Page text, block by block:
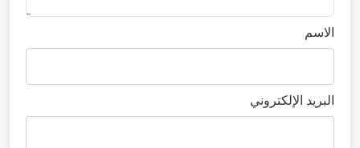
الاسم
البريد الإلكتروني